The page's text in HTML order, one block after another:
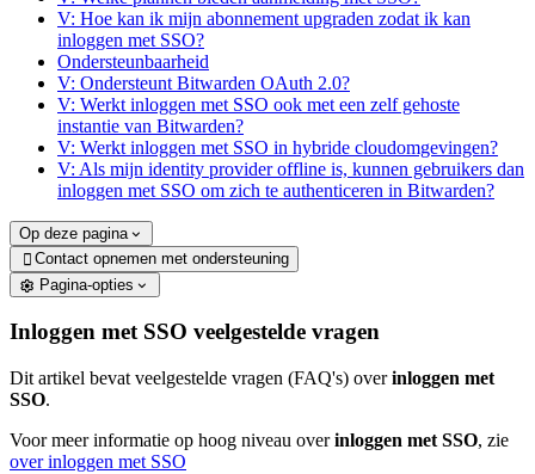
V: Hoe kan ik mijn abonnement upgraden zodat ik kan
inloggen met SSO?
Ondersteunbaarheid
V: Ondersteunt Bitwarden OAuth 2.0?
V: Werkt inloggen met SSO ook met een zelf gehoste
instantie van Bitwarden?
V: Werkt inloggen met SSO in hybride cloudomgevingen?
V: Als mijn identity provider offline is, kunnen gebruikers dan
inloggen met SSO om zich te authenticeren in Bitwarden?
Op deze pagina
 Contact opnemen met ondersteuning
Pagina-opties
Inloggen met SSO veelgestelde vragen
Dit artikel bevat veelgestelde vragen (FAQ's) overinloggen met
SSO.
Voor meer informatie op hoog niveau overinloggen met SSO, zie
over inloggen met SSO